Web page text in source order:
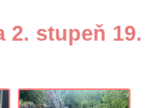
2. stupeň 19.